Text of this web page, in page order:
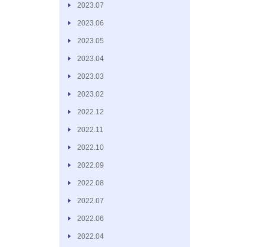
2023.07
2023.06
2023.05
2023.04
2023.03
2023.02
2022.12
2022.11
2022.10
2022.09
2022.08
2022.07
2022.06
2022.04